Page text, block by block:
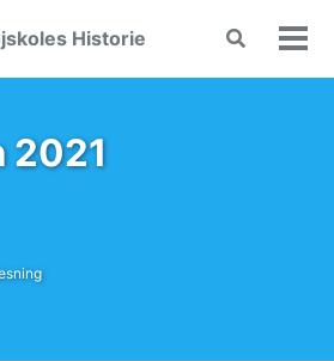
Historie
Toggle Vis/
2021